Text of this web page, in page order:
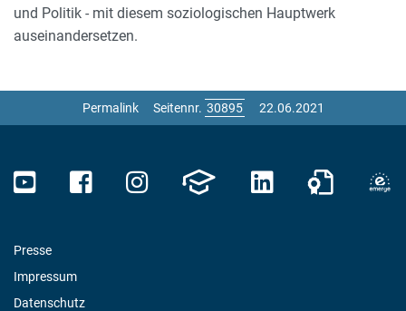
und Politik - mit diesem soziologischen Hauptwerk
auseinandersetzen.
Permalink Seitennr. 22.06.2021
Presse
Impressum
Datenschutz